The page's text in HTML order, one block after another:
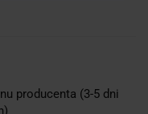
producenta (3-5 dni